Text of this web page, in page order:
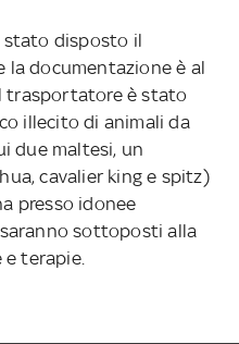
stato disposto il
la documentazione è al
trasportatore è stato
illecito di animali da
due maltesi, un
cavalier king e spitz)
presso idonee
sottoposti alla
terapie.